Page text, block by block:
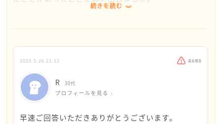
か。
「赤ちゃんがいるのに、なぜその大切さに気づかない
ち、私も何度も抱えました。
ごいことだと思います。
続きを読む
2025.5.26 21:12 違反報告
R 30代
プロフィールを見る
早速ご回答いただきありがとうございます。